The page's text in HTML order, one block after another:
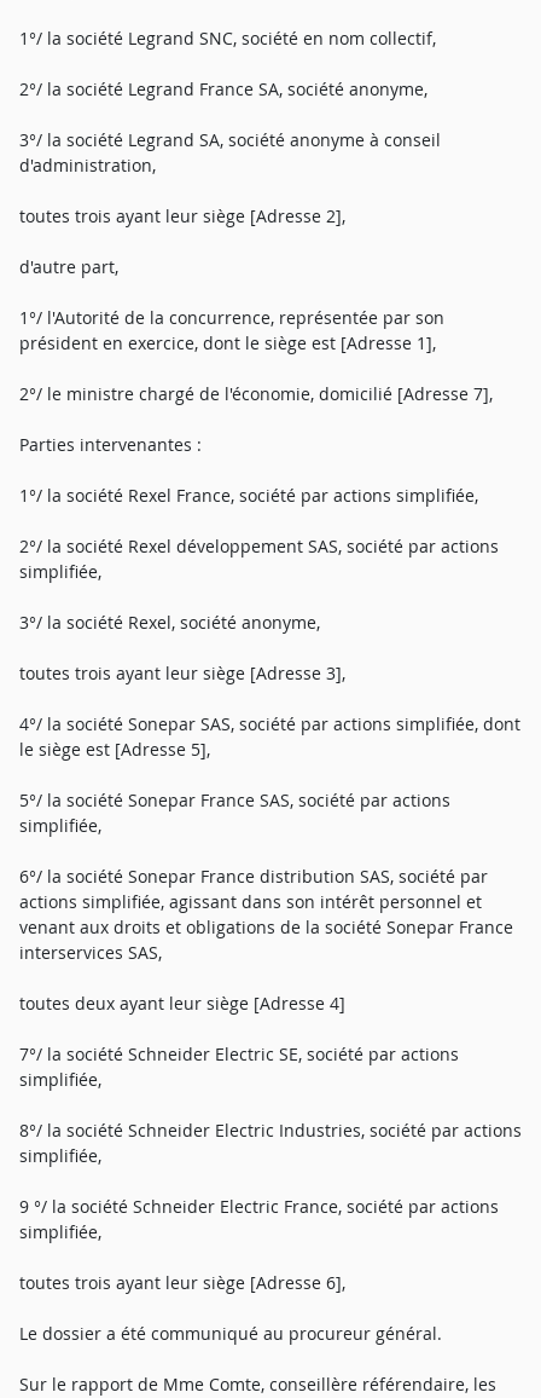
1°/ la société Legrand SNC, société en nom collectif,
2°/ la société Legrand France SA, société anonyme,
3°/ la société Legrand SA, société anonyme à conseil
d'administration,
toutes trois ayant leur siège [Adresse 2],
d'autre part,
1°/ l'Autorité de la concurrence, représentée par son
président en exercice, dont le siège est [Adresse 1],
2°/ le ministre chargé de l'économie, domicilié [Adresse 7],
Parties intervenantes :
1°/ la société Rexel France, société par actions simplifiée,
2°/ la société Rexel développement SAS, société par actions
simplifiée,
3°/ la société Rexel, société anonyme,
toutes trois ayant leur siège [Adresse 3],
4°/ la société Sonepar SAS, société par actions simplifiée, dont
le siège est [Adresse 5],
5°/ la société Sonepar France SAS, société par actions
simplifiée,
6°/ la société Sonepar France distribution SAS, société par
actions simplifiée, agissant dans son intérêt personnel et
venant aux droits et obligations de la société Sonepar France
interservices SAS,
toutes deux ayant leur siège [Adresse 4]
7°/ la société Schneider Electric SE, société par actions
simplifiée,
8°/ la société Schneider Electric Industries, société par actions
simplifiée,
9 °/ la société Schneider Electric France, société par actions
simplifiée,
toutes trois ayant leur siège [Adresse 6],
Le dossier a été communiqué au procureur général.
Sur le rapport de Mme Comte, conseillère référendaire, les